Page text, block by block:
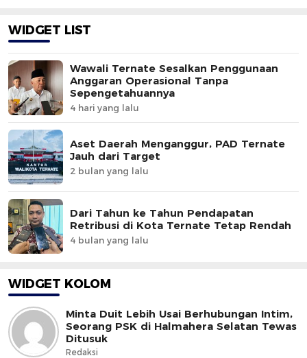
WIDGET LIST
Wawali Ternate Sesalkan Penggunaan
Anggaran Operasional Tanpa
Sepengetahuannya
4 hari yang lalu
Aset Daerah Menganggur, PAD Ternate
Jauh dari Target
2 bulan yang lalu
Dari Tahun ke Tahun Pendapatan
Retribusi di Kota Ternate Tetap Rendah
4 bulan yang lalu
WIDGET KOLOM
Minta Duit Lebih Usai Berhubungan Intim,
Seorang PSK di Halmahera Selatan Tewas
Ditusuk
Redaksi